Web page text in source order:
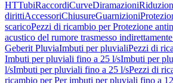
HTTubiRaccordiCurveDiramazioni
dirittiAccessoriChiusureGuarnizioni
scaricoPezzi di ricambio per Protezione
acustico del rumore trasmesso
Geberit PluviaImbuti per pluvialiPezzi di
Imbuti per pluviali fino a 25 l/sImbuti per
l/sImbuti per pluviali fino a 25 l/sPezzi di
ricambio per Per imbuti per pluviali fino a